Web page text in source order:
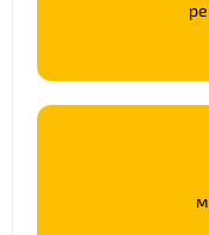
Корчагина